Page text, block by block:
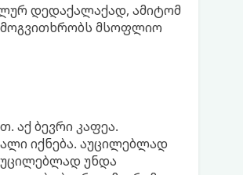
დედაქალაქად, ამიტომ
მოგვითხრობს მსოფლიო
აქ ბევრი კაფეა.
იქნება. აუცილებლად
უნდა